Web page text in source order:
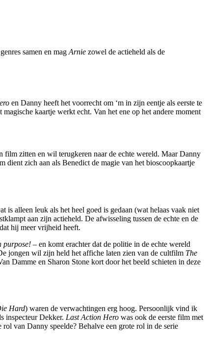
samen en mag Arnie zowel de actieheld als de
en Danny heeft het voorrecht om ‘m in zijn eentje als eerste te
kaartje werkt echt. Van het ene op het andere moment
film zitten en wil terugkeren naar de echte wereld. Maar Danny
zich aan als Benedict de magie van het bioscoopkaartje
is alleen leuk als het heel goed is gedaan (wat helaas vaak niet
aan zijn actieheld. De afwisseling tussen de echte en de
hij meer vrijheid heeft.
purpose! – en komt erachter dat de politie in de echte wereld
jongen wil zijn held het affiche laten zien van de cultfilm The
Damme en Sharon Stone kort door het beeld schieten in deze
Hard) waren de verwachtingen erg hoog. Persoonlijk vind ik
inspecteur Dekker. Last Action Hero was ook de eerste film met
van Danny speelde? Behalve een grote rol in de serie